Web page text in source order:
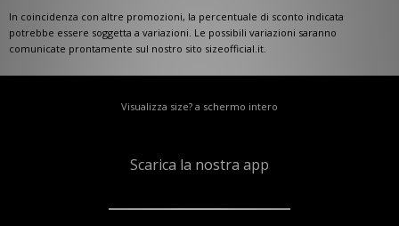
In coincidenza con altre promozioni, la percentuale di sconto indicata
potrebbe essere soggetta a variazioni. Le possibili variazioni saranno
comunicate prontamente sul nostro sito sizeofficial.it.
Visualizza size? a schermo intero
Scarica la nostra app